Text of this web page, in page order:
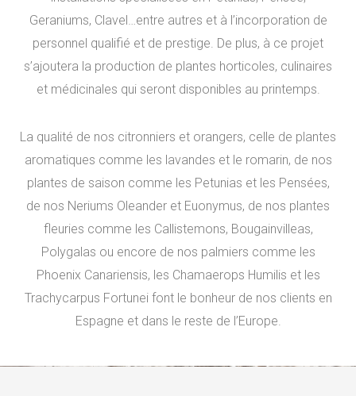
Geraniums, Clavel…entre autres et à l’incorporation de
personnel qualifié et de prestige. De plus, à ce projet
s’ajoutera la production de plantes horticoles, culinaires
et médicinales qui seront disponibles au printemps.
La qualité de nos citronniers et orangers, celle de plantes
aromatiques comme les lavandes et le romarin, de nos
plantes de saison comme les Petunias et les Pensées,
de nos Neriums Oleander et Euonymus, de nos plantes
fleuries comme les Callistemons, Bougainvilleas,
Polygalas ou encore de nos palmiers comme les
Phoenix Canariensis, les Chamaerops Humilis et les
Trachycarpus Fortunei font le bonheur de nos clients en
Espagne et dans le reste de l’Europe.